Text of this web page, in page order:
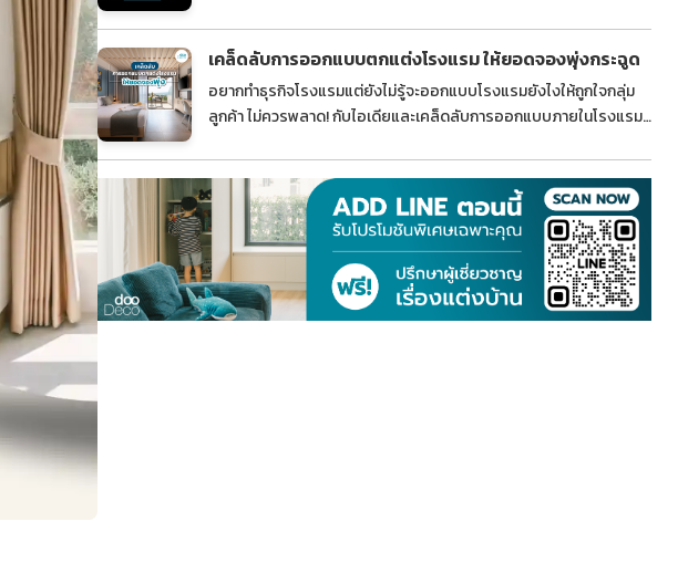
เคล็ดลับการออกแบบตกแต่งโรงแรม ให้ยอดจองพุ่งกระฉูด
อยากทำธุรกิจโรงแรมแต่ยังไม่รู้จะออกแบบโรงแรมยังไงให้ถูกใจกลุ่ม
ลูกค้า ไม่ควรพลาด! กับไอเดียและเคล็ดลับการออกแบบภายในโรงแรม